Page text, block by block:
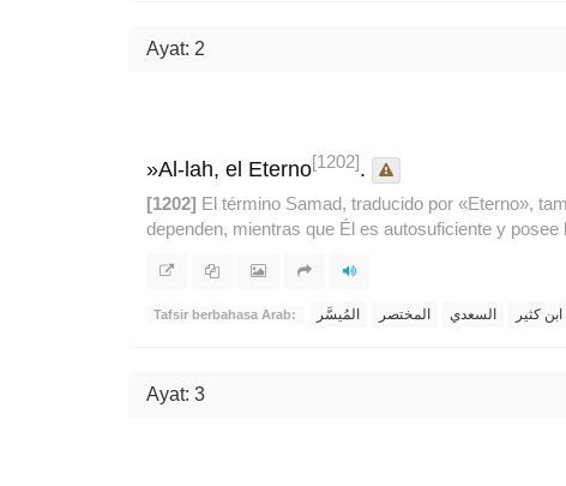
Ayat: 2
»Al-lah, el Eterno[1202].
[1202] El término Samad, traducido por «Eterno»,
dependen, mientras que Él es autosuficiente y
Tafsir berbahasa Arab: المُيسَّر المختصر السعدي ابن كثير
Ayat: 3